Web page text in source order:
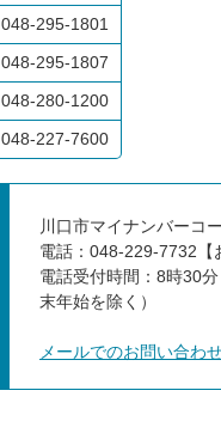
048-295-1801
048-295-1807
048-280-1200
048-227-7600
川口市マイナンバーコ
電話：048-229-7732【
電話受付時間：8時30
末年始を除く）
メールでのお問い合わ